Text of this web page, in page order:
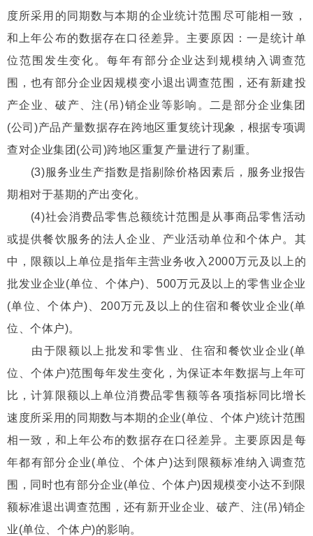
度所采用的同期数与本期的企业统计范围尽可能相一致，
和上年公布的数据存在口径差异。主要原因：一是统计单
位范围发生变化。每年有部分企业达到规模纳入调查范
围，也有部分企业因规模变小退出调查范围，还有新建投
产企业、破产、注(吊)销企业等影响。二是部分企业集团
(公司)产品产量数据存在跨地区重复统计现象，根据专项调
查对企业集团(公司)跨地区重复产量进行了剔重。
(3)服务业生产指数是指剔除价格因素后，服务业报告
期相对于基期的产出变化。
(4)社会消费品零售总额统计范围是从事商品零售活动
或提供餐饮服务的法人企业、产业活动单位和个体户。其
中，限额以上单位是指年主营业务收入2000万元及以上的
批发业企业(单位、个体户)、500万元及以上的零售业企业
(单位、个体户)、200万元及以上的住宿和餐饮业企业(单
位、个体户)。
由于限额以上批发和零售业、住宿和餐饮业企业(单
位、个体户)范围每年发生变化，为保证本年数据与上年可
比，计算限额以上单位消费品零售额等各项指标同比增长
速度所采用的同期数与本期的企业(单位、个体户)统计范围
相一致，和上年公布的数据存在口径差异。主要原因是每
年都有部分企业(单位、个体户)达到限额标准纳入调查范
围，同时也有部分企业(单位、个体户)因规模变小达不到限
额标准退出调查范围，还有新开业企业、破产、注(吊)销企
业(单位、个体户)的影响。